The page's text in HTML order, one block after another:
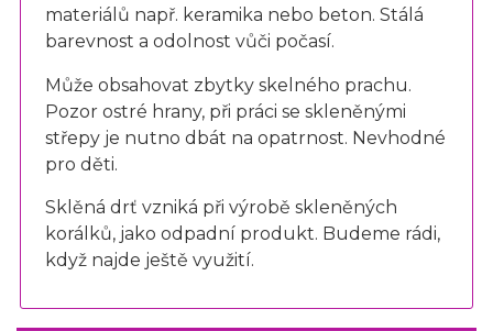
materiálů např. keramika nebo beton. Stálá
barevnost a odolnost vůči počasí.
Může obsahovat zbytky skelného prachu.
Pozor ostré hrany, při práci se skleněnými
střepy je nutno dbát na opatrnost. Nevhodné
pro děti.
Sklěná drť vzniká při výrobě skleněných
korálků, jako odpadní produkt. Budeme rádi,
když najde ještě využití.